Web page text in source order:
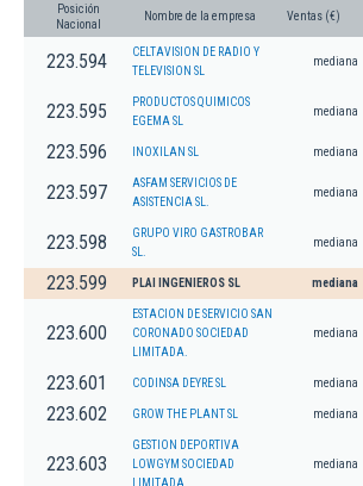
Posición
Nacional
Nombre de la empresa Ventas (€)
223.594
CELTAVISION DE RADIO Y
TELEVISION SL
mediana
223.595
PRODUCTOS QUIMICOS
EGEMA SL
mediana
223.596 INOXILAN SL mediana
223.597
ASFAM SERVICIOS DE
ASISTENCIA SL.
mediana
223.598
GRUPO VIRO GASTROBAR
SL.
mediana
223.599 PLAI INGENIEROS SL mediana
223.600
ESTACION DE SERVICIO SAN
CORONADO SOCIEDAD
LIMITADA.
mediana
223.601 CODINSA DEYRE SL mediana
223.602 GROW THE PLANT SL mediana
223.603
GESTION DEPORTIVA
LOWGYM SOCIEDAD
LIMITADA.
mediana